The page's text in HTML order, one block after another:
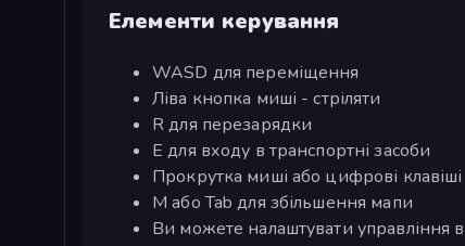
Елементи керування
WASD для переміщення
Ліва кнопка миші - стріляти
R для перезарядки
E для входу в транспортні засоби
Прокрутка миші або цифрові
M або Tab для збільшення мапи
Ви можете налаштувати управління